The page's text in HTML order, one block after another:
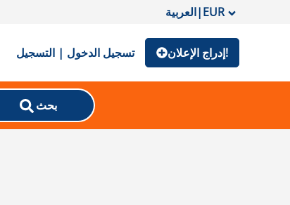
العربية|EUR
تسجيل الدخول | التسجيل إدراج الإعلان!
بحث